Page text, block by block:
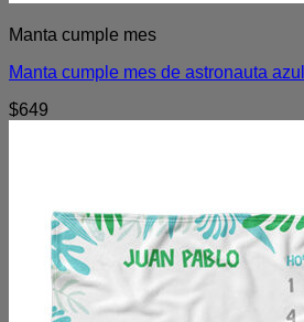
Manta cumple mes
Manta cumple mes de astronauta
$649